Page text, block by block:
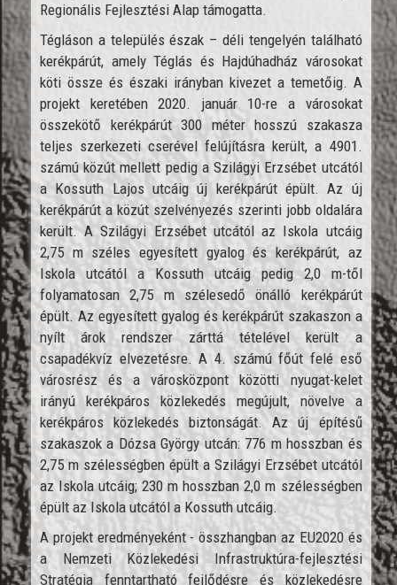
Regionális Fejlesztési Alap támogatta.
Tégláson a település észak – déli tengelyén található
kerékpárút, amely Téglás és Hajdúhadház városokat
köti össze és északi irányban kivezet a temetőig. A
projekt keretében 2020. január 10-re a városokat
összekötő kerékpárút 300 méter hosszú szakasza
teljes szerkezeti cserével felújításra került, a 4901.
számú közút mellett pedig a Szilágyi Erzsébet utcától
a Kossuth Lajos utcáig új kerékpárút épült. Az új
kerékpárút a közút szelvényezés szerinti jobb oldalára
került. A Szilágyi Erzsébet utcától az Iskola utcáig
2,75 m széles egyesített gyalog és kerékpárút, az
Iskola utcától a Kossuth utcáig pedig 2,0 m-től
folyamatosan 2,75 m szélesedő önálló kerékpárút
épült. Az egyesített gyalog és kerékpárút szakaszon a
nyílt árok rendszer zárttá tételével került a
csapadékvíz elvezetésre. A 4. számú főút felé eső
városrész és a városközpont közötti nyugat-kelet
irányú kerékpáros közlekedés megújult, növelve a
kerékpáros közlekedés biztonságát. Az új építésű
szakaszok a Dózsa György utcán: 776 m hosszban és
2,75 m szélességben épült a Szilágyi Erzsébet utcától
az Iskola utcáig; 230 m hosszban 2,0 m szélességben
épült az Iskola utcától a Kossuth utcáig.
A projekt eredményeként - összhangban az EU2020 és
a Nemzeti Közlekedési Infrastruktúra-fejlesztési
Stratégia fenntartható fejlődésre és közlekedésre